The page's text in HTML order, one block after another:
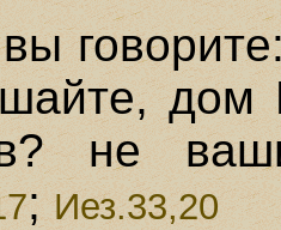
дом
не
;Иез.33,20